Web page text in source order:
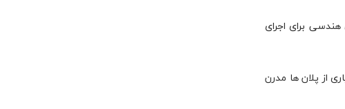
برای اجرای
از پلان ها مدرن